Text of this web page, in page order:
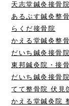
天志堂鍼灸接骨院
あるぷす鍼灸整
らくだ接骨院
かえる堂鍼灸整
だいち鍼灸接骨
東邦鍼灸院・接
だいち鍼灸接骨
てて整骨院 伏見
かえる堂鍼灸院